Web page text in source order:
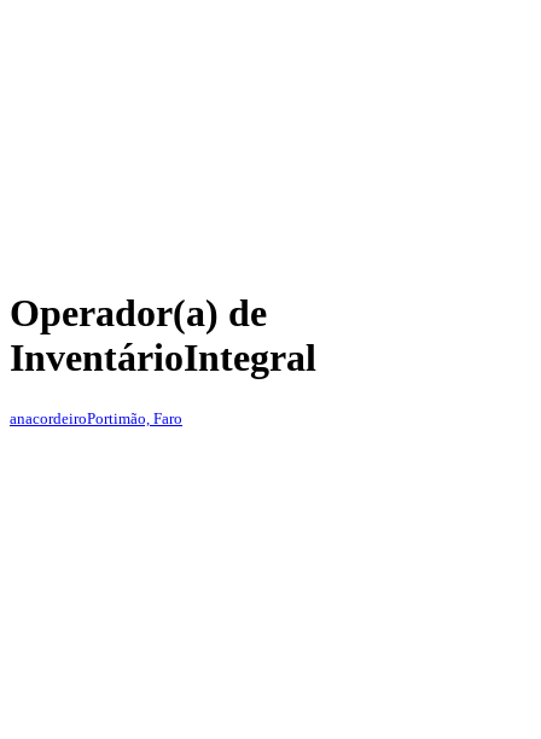
Operador(a) de
InventárioIntegral
anacordeiroPortimão, Faro